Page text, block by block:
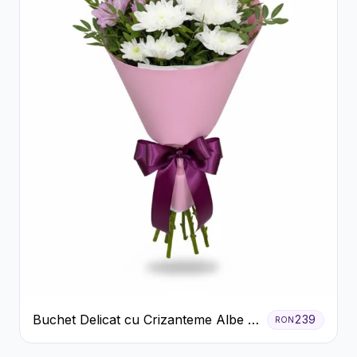
Buchet Delicat cu Crizanteme Albe și
Mov
RON239